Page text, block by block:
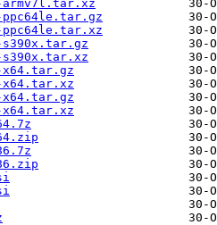
x64.tar.xz
x64.tar.gz
x64.tar.xz